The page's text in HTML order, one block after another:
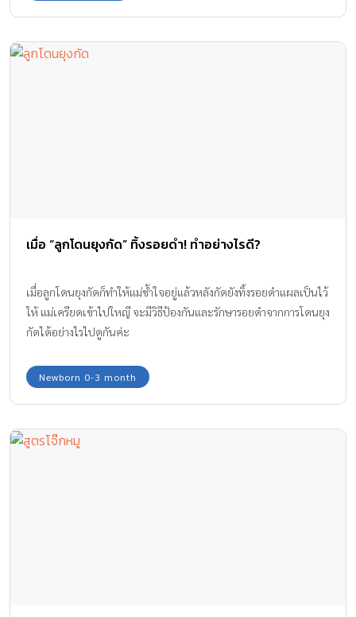
เมื่อ “ลูกโดนยุงกัด” ทิ้งรอยดำ! ทำอย่างไรดี?
เมื่อลูกโดนยุงกัดก็ทำให้แม่ช้ำใจอยู่แล้วหลังกัดยังทิ้งรอยดำแผลเป็นไว้
ให้ แม่เครียดเข้าไปใหญี จะมีวิธีป้องกันและรักษารอยดำจากการโดนยุง
กัดได้อย่างไรไปดูกันค่ะ
Newborn 0-3 month